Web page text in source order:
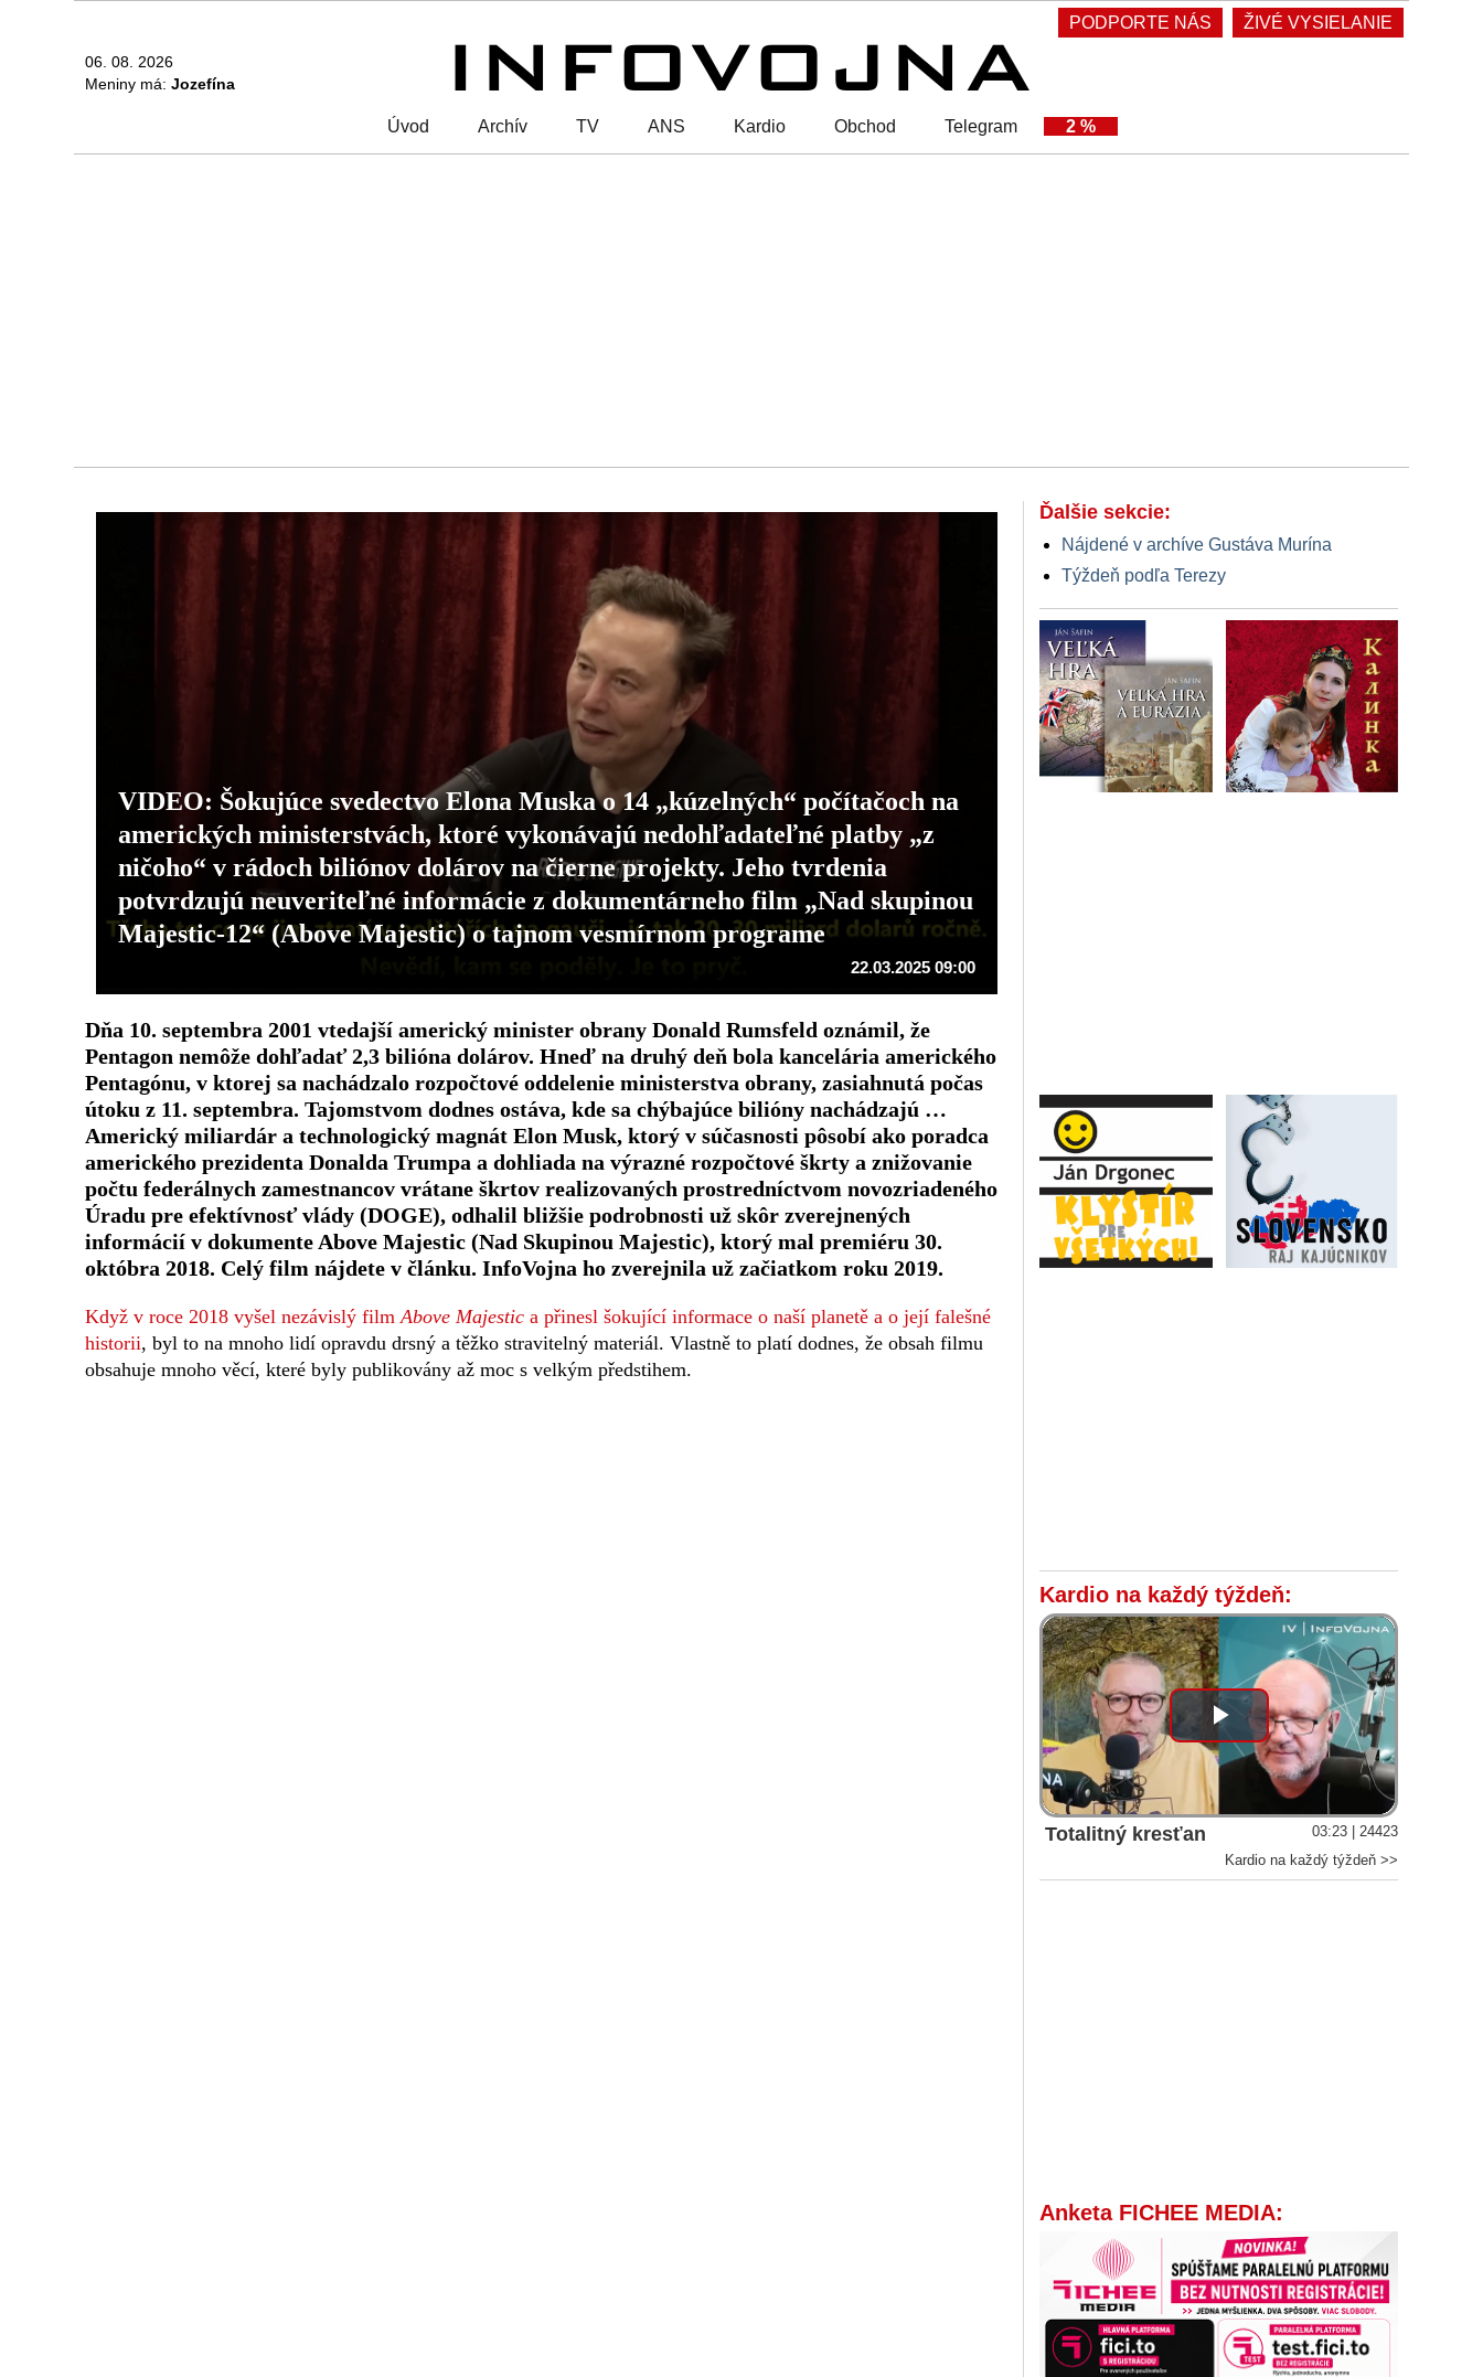
PODPORTE NÁS ŽIVÉ VYSIELANIE
06. 08. 2026
Meniny má: Jozefína
Úvod Archív TV ANS Kardio Obchod Telegram 2 %
VIDEO: Šokujúce svedectvo Elona Muska o 14 „kúzelných“ počítačoch na
amerických ministerstvách, ktoré vykonávajú nedohľadateľné platby „z
ničoho“ v rádoch biliónov dolárov na čierne projekty. Jeho tvrdenia
potvrdzujú neuveriteľné informácie z dokumentárneho film „Nad skupinou
Majestic-12“ (Above Majestic) o tajnom vesmírnom programe
22.03.2025 09:00
Dňa 10. septembra 2001 vtedajší americký minister obrany Donald Rumsfeld oznámil, že
Pentagon nemôže dohľadať 2,3 bilióna dolárov. Hneď na druhý deň bola kancelária amerického
Pentagónu, v ktorej sa nachádzalo rozpočtové oddelenie ministerstva obrany, zasiahnutá počas
útoku z 11. septembra. Tajomstvom dodnes ostáva, kde sa chýbajúce bilióny nachádzajú …
Americký miliardár a technologický magnát Elon Musk, ktorý v súčasnosti pôsobí ako poradca
amerického prezidenta Donalda Trumpa a dohliada na výrazné rozpočtové škrty a znižovanie
počtu federálnych zamestnancov vrátane škrtov realizovaných prostredníctvom novozriadeného
Úradu pre efektívnosť vlády (DOGE), odhalil bližšie podrobnosti už skôr zverejnených
informácií v dokumente Above Majestic (Nad Skupinou Majestic), ktorý mal premiéru 30.
októbra 2018. Celý film nájdete v článku. InfoVojna ho zverejnila už začiatkom roku 2019.
Když v roce 2018 vyšel nezávislý filmAbove Majestic a přinesl šokující informace o naší planetě a o její falešné
historii, byl to na mnoho lidí opravdu drsný a těžko stravitelný materiál. Vlastně to platí dodnes, že obsah filmu
obsahuje mnoho věcí, které byly publikovány až moc s velkým předstihem.
Ďalšie sekcie:
Nájdené v archíve Gustáva Murína
Týždeň podľa Terezy
Kardio na každý týždeň:
Play
Video
Totalitný kresťan
03:23 | 24423
Kardio na každý týždeň >>
Anketa FICHEE MEDIA: